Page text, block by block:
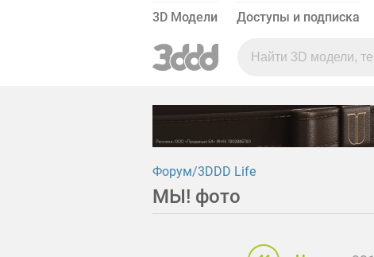
3D Модели Доступы и подписка
Форум 3DDD Life
МЫ! фото